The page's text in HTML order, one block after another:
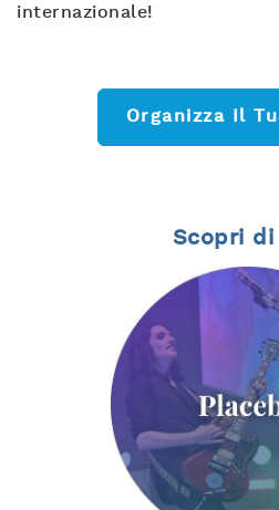
internazionale!
Organizza Il
Scopri di